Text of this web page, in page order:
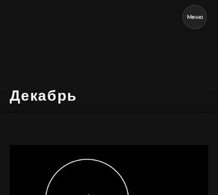
Меню
Декабрь